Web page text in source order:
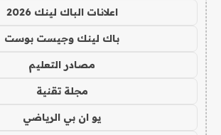
اعلانات الباك لينك 2026
باك لينك وجيست بوست
مصادر التعليم
مجلة تقنية
يو ان بي الرياضي